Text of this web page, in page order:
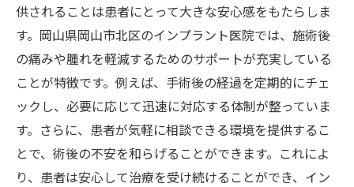
供されることは患者にとって大きな安心感をもたらしま
す。岡山県岡山市北区のインプラント医院では、施術後
の痛みや腫れを軽減するためのサポートが充実している
ことが特徴です。例えば、手術後の経過を定期的にチェ
ックし、必要に応じて迅速に対応する体制が整っていま
す。さらに、患者が気軽に相談できる環境を提供するこ
とで、術後の不安を和らげることができます。これによ
り、患者は安心して治療を受け続けることができ、イン